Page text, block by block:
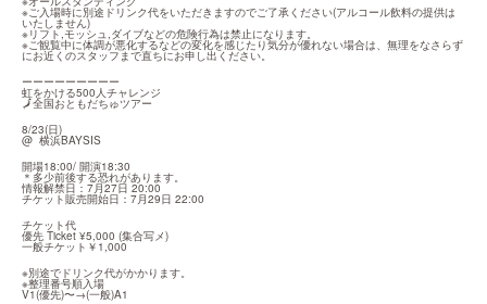
※ご入場時に別途ドリンク代をいただきますのでご了承ください(アルコール飲料の提供は
いたしません)
※リフト,モッシュ,ダイブなどの危険行為は禁止になります。
※ご観覧中に体調が悪化するなどの変化を感じたり気分が優れない場合は、無理をなさらず
にお近くのスタッフまで直ちにお申し出ください。
ーーーーーーーーー
虹をかける500人チャレンジ
🗾全国おともだちゅツアー
8/23(日)
@  横浜BAYSIS
開場18:00/ 開演18:30
＊多少前後する恐れがあります。
情報解禁日：7月27日 20:00
チケット販売開始日：7月29日 22:00
チケット代
優先 Ticket ¥5,000 (集合写メ)
一般チケット￥1,000
※別途でドリンク代がかかります。
※整理番号順入場
V1(優先)〜→(一般)A1